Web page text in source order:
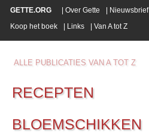
GETTE.ORG Over Gette Nieuwsbrief
Koop het boek
Links Van A tot Z
ALLE PUBLICATIES VAN A TOT Z
RECEPTEN
BLOEMSCHIKKEN